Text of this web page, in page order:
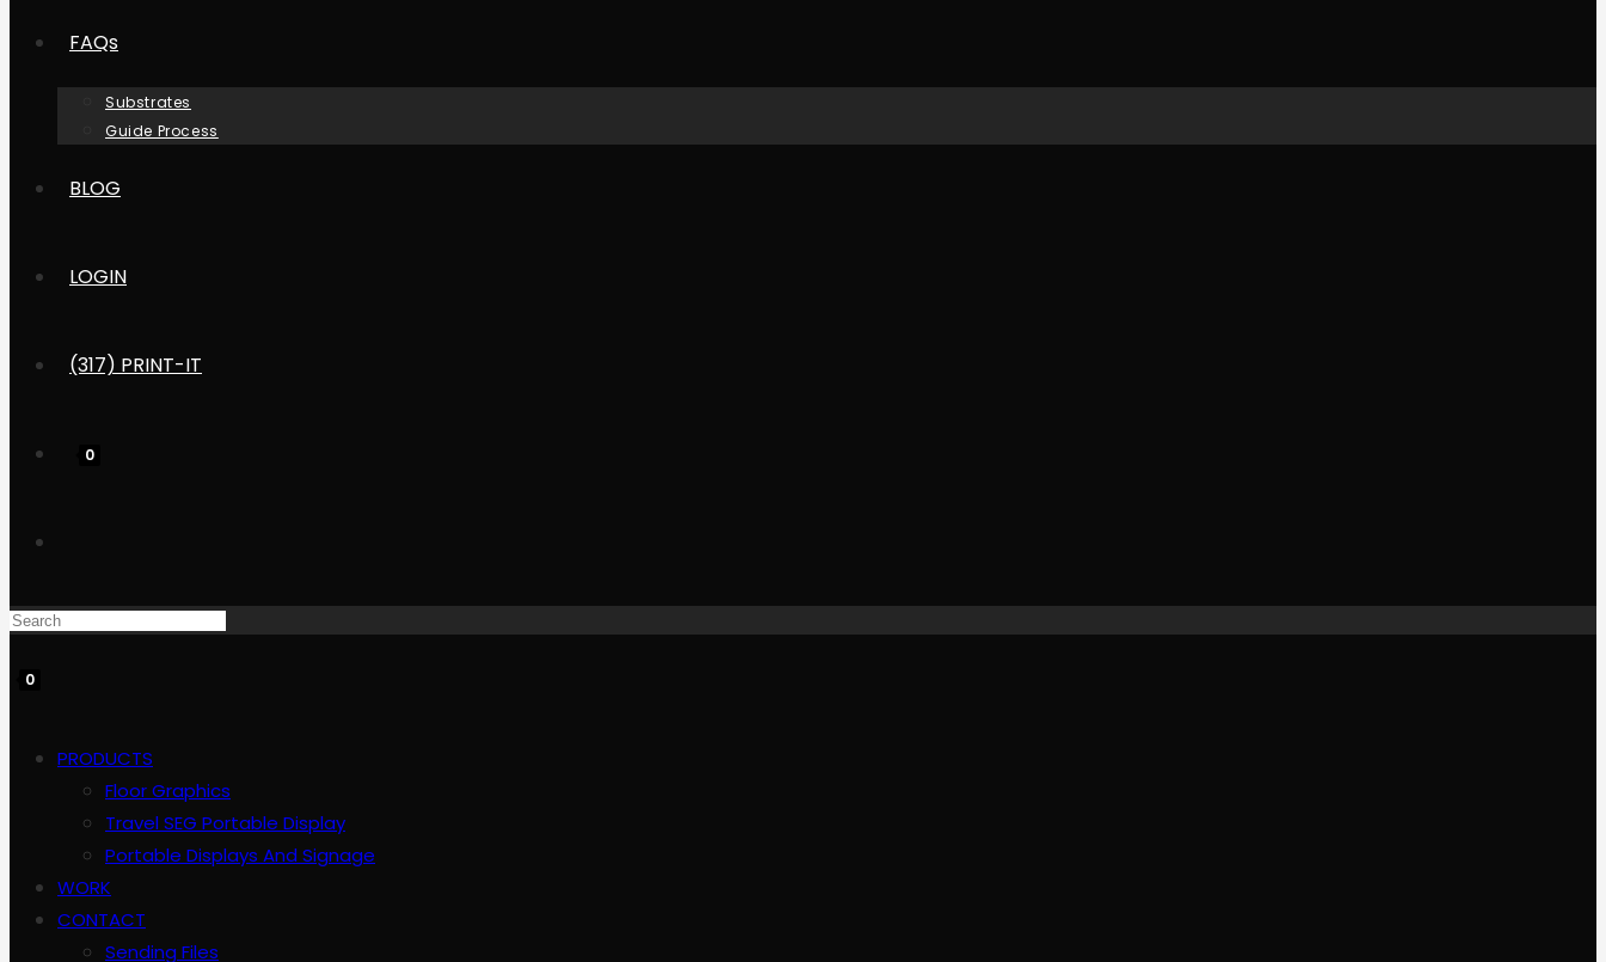
FAQs
Substrates
Guide Process
BLOG
LOGIN
(317) PRINT-IT
0
website
0
PRODUCTS
Floor Graphics
Travel SEG Portable Display
Portable Displays And Signage
WORK
CONTACT
Sending Files